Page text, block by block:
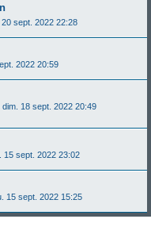
20 sept. 2022 22:28
2022 20:59
dim. 18 sept. 2022 20:49
15 sept. 2022 23:02
15 sept. 2022 15:25